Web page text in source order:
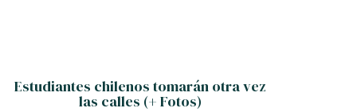
Estudiantes chilenos tomarán otra vez
las calles (+ Fotos)